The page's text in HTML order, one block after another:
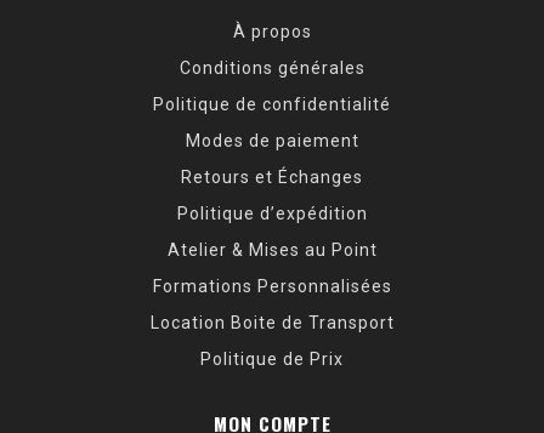
À propos
Conditions générales
Politique de confidentialité
Modes de paiement
Retours et Échanges
Politique d’expédition
Atelier & Mises au Point
Formations Personnalisées
Location Boite de Transport
Politique de Prix
MON COMPTE